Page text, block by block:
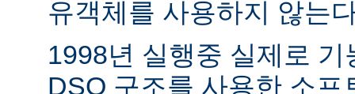
유객체를 사용하지 않는
1998년 실행중 실제로
DSO 구조를 사용한 소